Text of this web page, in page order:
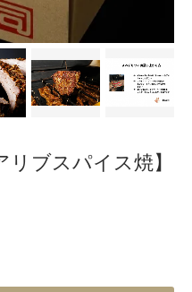
ブスパイス焼】